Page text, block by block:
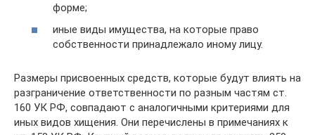
форме;
иные виды имущества, на которые право
собственности принадлежало иному лицу.
Размеры присвоенных средств, которые будут влиять на
разграничение ответственности по разным частям ст.
160 УК РФ, совпадают с аналогичными критериями для
иных видов хищения. Они перечислены в примечаниях к